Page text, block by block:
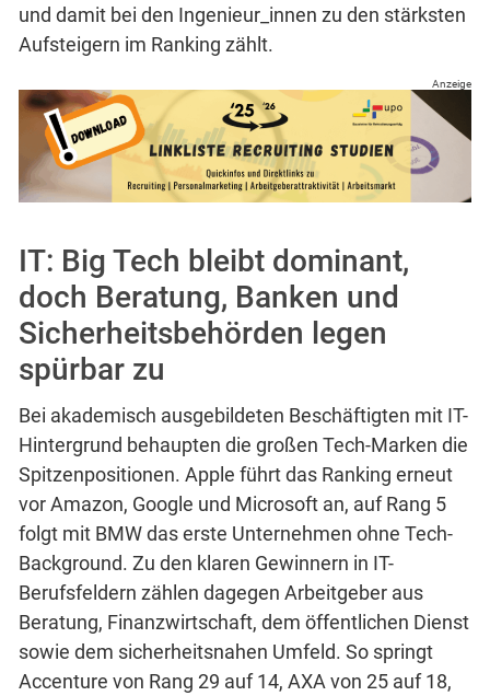
und damit bei den Ingenieur_innen zu den stärksten
Aufsteigern im Ranking zählt.
Anzeige
IT: Big Tech bleibt dominant,
doch Beratung, Banken und
Sicherheitsbehörden legen
spürbar zu
Bei akademisch ausgebildeten Beschäftigten mit IT-
Hintergrund behaupten die großen Tech-Marken die
Spitzenpositionen. Apple führt das Ranking erneut
vor Amazon, Google und Microsoft an, auf Rang 5
folgt mit BMW das erste Unternehmen ohne Tech-
Background. Zu den klaren Gewinnern in IT-
Berufsfeldern zählen dagegen Arbeitgeber aus
Beratung, Finanzwirtschaft, dem öffentlichen Dienst
sowie dem sicherheitsnahen Umfeld. So springt
Accenture von Rang 29 auf 14, AXA von 25 auf 18,